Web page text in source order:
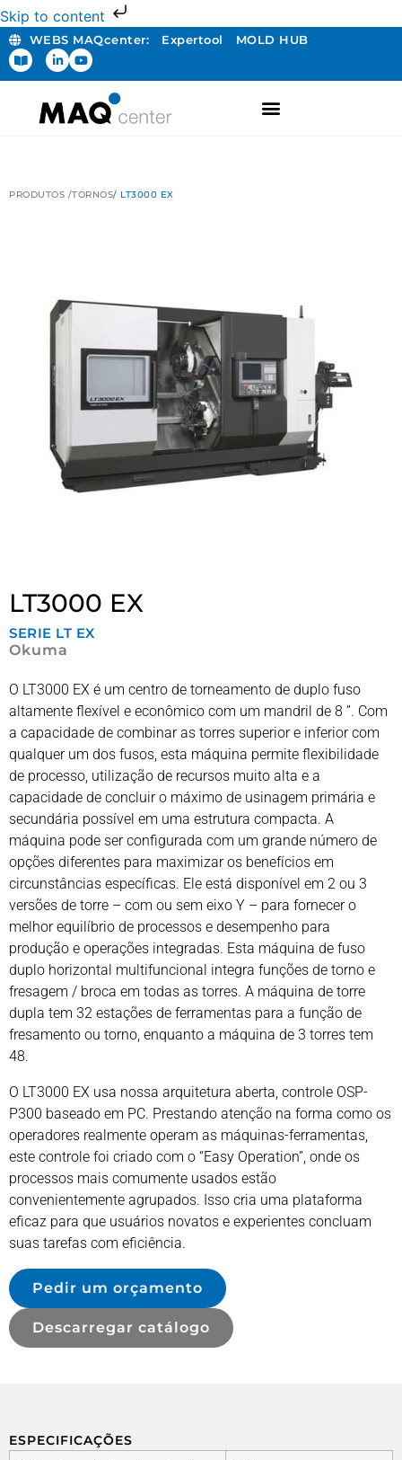
Skip to content
WEBS MAQcenter: Expertool MOLD HUB
PRODUTOS /TORNOS/ LT3000 EX
LT3000 EX
SERIE LT EX
Okuma
O LT3000 EX é um centro de torneamento de duplo fuso
altamente flexível e econômico com um mandril de 8 ”. Com
a capacidade de combinar as torres superior e inferior com
qualquer um dos fusos, esta máquina permite flexibilidade
de processo, utilização de recursos muito alta e a
capacidade de concluir o máximo de usinagem primária e
secundária possível em uma estrutura compacta. A
máquina pode ser configurada com um grande número de
opções diferentes para maximizar os benefícios em
circunstâncias específicas. Ele está disponível em 2 ou 3
versões de torre – com ou sem eixo Y – para fornecer o
melhor equilíbrio de processos e desempenho para
produção e operações integradas. Esta máquina de fuso
duplo horizontal multifuncional integra funções de torno e
fresagem / broca em todas as torres. A máquina de torre
dupla tem 32 estações de ferramentas para a função de
fresamento ou torno, enquanto a máquina de 3 torres tem
48.
O LT3000 EX usa nossa arquitetura aberta, controle OSP-
P300 baseado em PC. Prestando atenção na forma como os
operadores realmente operam as máquinas-ferramentas,
este controle foi criado com o “Easy Operation”, onde os
processos mais comumente usados ​​estão
convenientemente agrupados. Isso cria uma plataforma
eficaz para que usuários novatos e experientes concluam
suas tarefas com eficiência.
Pedir um orçamento
Descarregar catálogo
ESPECIFICAÇÕES